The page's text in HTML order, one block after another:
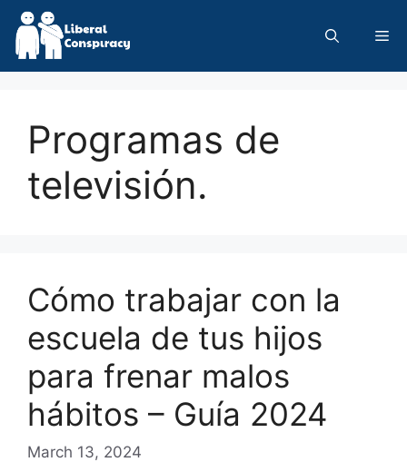
Skip
content
Programas de
televisión.
Cómo trabajar con la
escuela de tus hijos
para frenar malos
hábitos – Guía 2024
March 13, 2024